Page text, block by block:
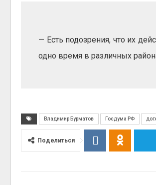
— Есть подозрения, что их
одно время в различных
Владимир Бурматов Госдума РФ
Поделиться